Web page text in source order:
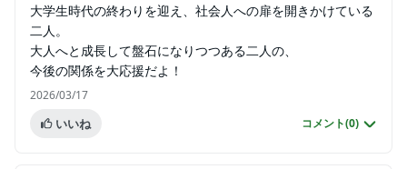
大学生時代の終わりを迎え、社会人への扉を開きかけている
二人。
大人へと成長して盤石になりつつある二人の、
今後の関係を大応援だよ！
2026/03/17
いいね コメント(0)